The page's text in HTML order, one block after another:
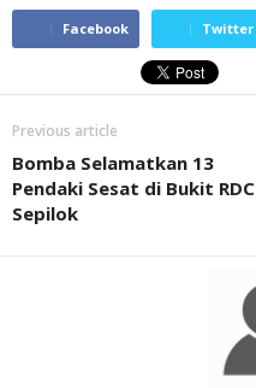
Facebook Twitter
Previous article
Bomba Selamatkan 13
Pendaki Sesat di Bukit RDC
Sepilok